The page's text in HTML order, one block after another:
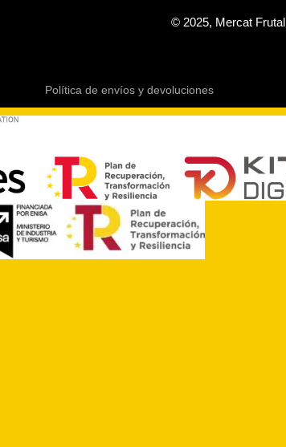
© 2025, Mercat Frutal
Política de envíos y devoluciones